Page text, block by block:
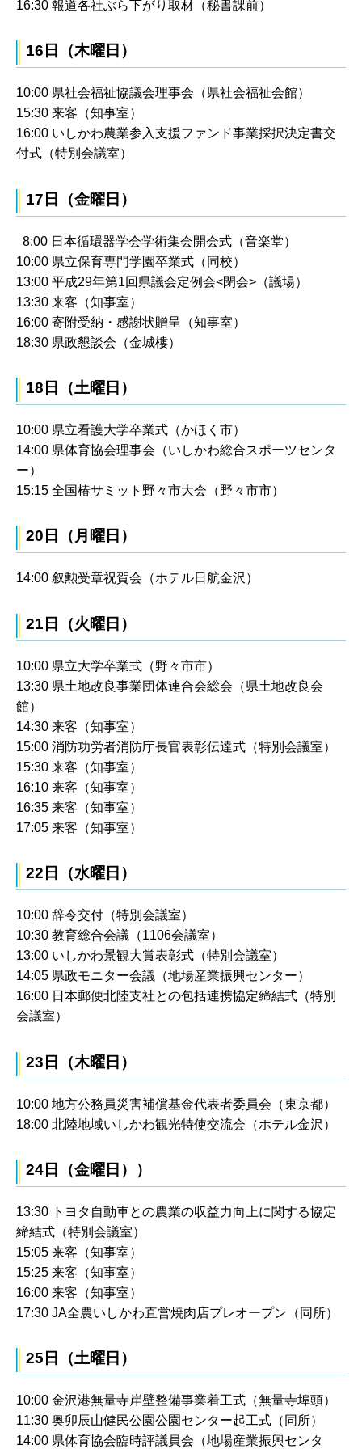
16:30 報道各社ぶら下がり取材（秘書課前）
16日（木曜日）
10:00 県社会福祉協議会理事会（県社会福祉会館）
15:30 来客（知事室）
16:00 いしかわ農業参入支援ファンド事業採択決定書交
付式（特別会議室）
17日（金曜日）
8:00 日本循環器学会学術集会開会式（音楽堂）
10:00 県立保育専門学園卒業式（同校）
13:00 平成29年第1回県議会定例会<閉会>（議場）
13:30 来客（知事室）
16:00 寄附受納・感謝状贈呈（知事室）
18:30 県政懇談会（金城樓）
18日（土曜日）
10:00 県立看護大学卒業式（かほく市）
14:00 県体育協会理事会（いしかわ総合スポーツセンタ
ー）
15:15 全国椿サミット野々市大会（野々市市）
20日（月曜日）
14:00 叙勲受章祝賀会（ホテル日航金沢）
21日（火曜日）
10:00 県立大学卒業式（野々市市）
13:30 県土地改良事業団体連合会総会（県土地改良会
館）
14:30 来客（知事室）
15:00 消防功労者消防庁長官表彰伝達式（特別会議室）
15:30 来客（知事室）
16:10 来客（知事室）
16:35 来客（知事室）
17:05 来客（知事室）
22日（水曜日）
10:00 辞令交付（特別会議室）
10:30 教育総合会議（1106会議室）
13:00 いしかわ景観大賞表彰式（特別会議室）
14:05 県政モニター会議（地場産業振興センター）
16:00 日本郵便北陸支社との包括連携協定締結式（特別
会議室）
23日（木曜日）
10:00 地方公務員災害補償基金代表者委員会（東京都）
18:00 北陸地域いしかわ観光特使交流会（ホテル金沢）
24日（金曜日））
13:30 トヨタ自動車との農業の収益力向上に関する協定
締結式（特別会議室）
15:05 来客（知事室）
15:25 来客（知事室）
16:00 来客（知事室）
17:30 JA全農いしかわ直営焼肉店プレオープン（同所）
25日（土曜日）
10:00 金沢港無量寺岸壁整備事業着工式（無量寺埠頭）
11:30 奥卯辰山健民公園公園センター起工式（同所）
14:00 県体育協会臨時評議員会（地場産業振興センタ